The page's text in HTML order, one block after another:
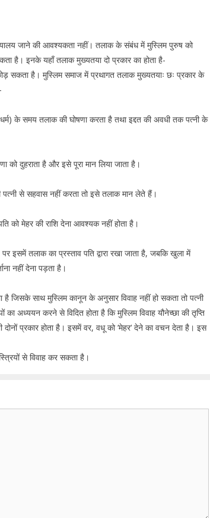
जाने की आवश्यकता नहीं। तलाक के संबंध में मुस्लिम पुरुष को
है। इनके यहाँ तलाक मुख्यतया दो प्रकार का होता है-
सकता है। मुस्लिम समाज में प्रथागत तलाक मुख्यतयाः छः प्रकार के
के समय तलाक की घोषणा करता है तथा इद्दत की अवधी तक पत्नी के
को दुहराता है और इसे पूरा मान लिया जाता है।
से सहवास नहीं करता तो इसे तलाक मान लेते हैं।
को मेहर की राशि देना आवश्यक नहीं होता है।
इसमें तलाक का प्रस्ताव पति द्वारा रखा जाता है, जबकि खुला में
नहीं देना पड़ता है।
जिसके साथ मुस्लिम कानून के अनुसार विवाह नहीं हो सकता तो पत्नी
अध्ययन करने से विदित होता है कि मुस्लिम विवाह यौनेच्छा की तृप्ति
प्रकार होता है। इसमें वर, वधू को ‘मेहर‘ देने का वचन देता है। इस
से विवाह कर सकता है।